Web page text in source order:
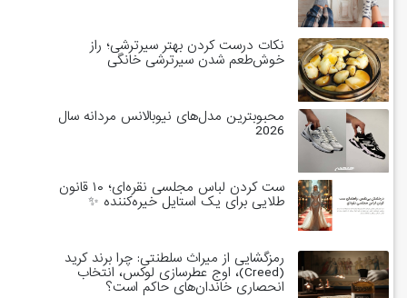
نکات درست کردن بهتر سیرترشی؛ راز
خوش‌طعم شدن سیرترشی خانگی
محبوبترین مدل‌های نیوبالانس مردانه سال
2026
ست کردن لباس مجلسی نقره‌ای؛ ۱۰ قانون
طلایی برای یک استایل خیره‌کننده ✨
رمزگشایی از میراث سلطنتی: چرا برند کرید
(Creed)، اوج عطرسازی لوکس، انتخاب
انحصاری خاندان‌های حاکم است؟